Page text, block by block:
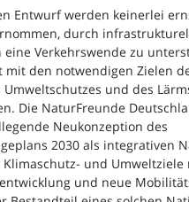
Entwurf werden keinerlei
durch
Verkehrswende zu
mit den notwendigen Zielen
Umweltschutzes und des
Die NaturFreunde
Neukonzeption des
2030 als integrativen
und Umweltziele
und neue